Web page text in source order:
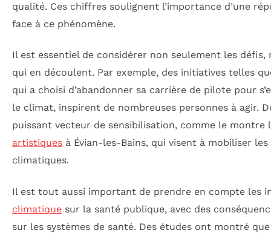
qualité. Ces chiffres soulignent l’importance d’une
face à ce phénomène.
Il est essentiel de considérer non seulement les défis,
qui en découlent. Par exemple, des initiatives telles
qui a choisi d’abandonner sa carrière de pilote pour
le climat, inspirent de nombreuses personnes à agir.
puissant vecteur de sensibilisation, comme le montre
artistiques à Évian-les-Bains, qui visent à mobiliser
climatiques.
Il est tout aussi important de prendre en compte les
climatique sur la santé publique, avec des
sur les systèmes de santé. Des études ont montré